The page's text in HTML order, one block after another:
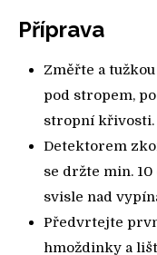
Příprava
Změřte a
pod stropem,
stropní křivosti.
Detektorem
se držte min.
svisle nad
Předvrtejte
hmoždinky a